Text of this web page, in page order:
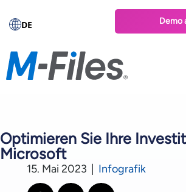
DE Demo
Optimieren Sie Ihre
Microsoft
15. Mai 2023 Infografik